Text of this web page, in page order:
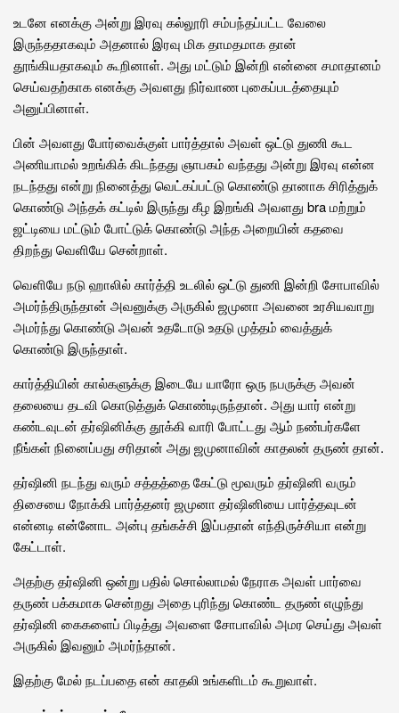
உடனே எனக்கு அன்று இரவு கல்லூரி சம்பந்தப்பட்ட வேலை
இருந்ததாகவும் அதனால் இரவு மிக தாமதமாக தான்
தூங்கியதாகவும் கூறினாள். அது மட்டும் இன்றி என்னை சமாதானம்
செய்வதற்காக எனக்கு அவளது நிர்வாண புகைப்படத்தையும்
அனுப்பினாள்.
பின் அவளது போர்வைக்குள் பார்த்தால் அவள் ஒட்டு துணி கூட
அணியாமல் உறங்கிக் கிடந்தது ஞாபகம் வந்தது அன்று இரவு என்ன
நடந்தது என்று நினைத்து வெட்கப்பட்டு கொண்டு தானாக சிரித்துக்
கொண்டு அந்தக் கட்டில் இருந்து கீழ இறங்கி அவளது bra மற்றும்
ஜட்டியை மட்டும் போட்டுக் கொண்டு அந்த அறையின் கதவை
திறந்து வெளியே சென்றாள்.
வெளியே நடு ஹாலில் கார்த்தி உடலில் ஒட்டு துணி இன்றி சோபாவில்
அமர்ந்திருந்தான் அவனுக்கு அருகில் ஜமுனா அவனை உரசியவாறு
அமர்ந்து கொண்டு அவன் உதடோடு உதடு முத்தம் வைத்துக்
கொண்டு இருந்தாள்.
கார்த்தியின் கால்களுக்கு இடையே யாரோ ஒரு நபருக்கு அவன்
தலையை தடவி கொடுத்துக் கொண்டிருந்தான். அது யார் என்று
கண்டவுடன் தர்ஷினிக்கு தூக்கி வாரி போட்டது ஆம் நண்பர்களே
நீங்கள் நினைப்பது சரிதான் அது ஜமுனாவின் காதலன் தருண் தான்.
தர்ஷினி நடந்து வரும் சத்தத்தை கேட்டு மூவரும் தர்ஷினி வரும்
திசையை நோக்கி பார்த்தனர் ஜமுனா தர்ஷினியை பார்த்தவுடன்
என்னடி என்னோட அன்பு தங்கச்சி இப்பதான் எந்திருச்சியா என்று
கேட்டாள்.
அதற்கு தர்ஷினி ஒன்று பதில் சொல்லாமல் நேராக அவள் பார்வை
தருண் பக்கமாக சென்றது அதை புரிந்து கொண்ட தருண் எழுந்து
தர்ஷினி கைகளைப் பிடித்து அவளை சோபாவில் அமர செய்து அவள்
அருகில் இவனும் அமர்ந்தான்.
இதற்கு மேல் நடப்பதை என் காதலி உங்களிடம் கூறுவாள்.